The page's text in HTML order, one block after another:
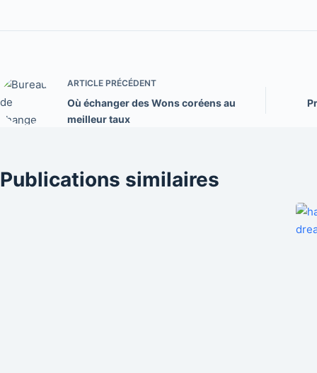
ARTICLE PRÉCÉDENT
Où échanger des Wons coréens au
meilleur taux
Publications similaires